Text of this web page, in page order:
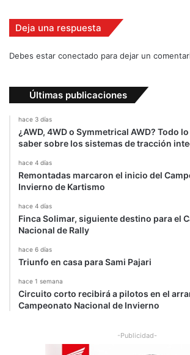
e
t
o
Deja una respuesta
Debes estar conectado para dejar un
Últimas publicaciones
hace 3 días
¿AWD, 4WD o Symmetrical AWD? Todo
saber sobre los sistemas de tracción
hace 4 días
Remontadas marcaron el inicio del
Invierno de Kartismo
hace 4 días
Finca Solimar, siguiente destino para el
Nacional de Rally
hace 6 días
Triunfo en casa para Sami Pajari
hace 1 semana
Circuito corto recibirá a pilotos en el
Campeonato Nacional de Invierno
-Publicidad-